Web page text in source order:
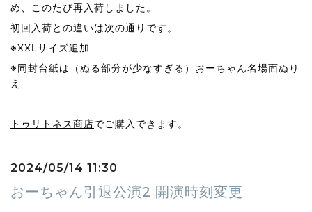
め、このたび再入荷しました。
初回入荷との違いは次の通りです。
※XXLサイズ追加
※同封台紙は（ぬる部分が少なすぎる）おーちゃん名場面ぬり
え
トゥリトネス商店でご購入できます。
2024/05/14 11:30
おーちゃん引退公演2 開演時刻変更